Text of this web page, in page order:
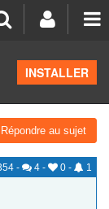
INSTALLER
Répondre au sujet
- 4 - 0 -
1